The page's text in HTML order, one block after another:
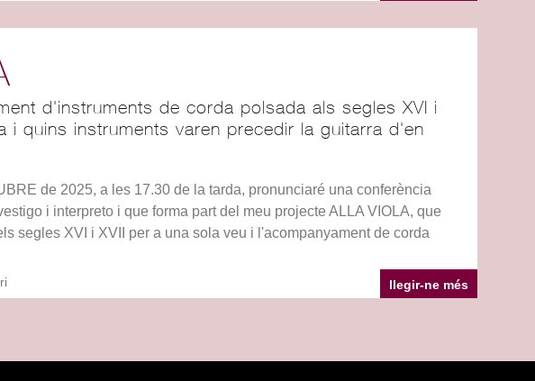
d'instruments de corda polsada als segles XVI i
i quins instruments varen precedir la guitarra d'en
de 2025, a les 17.30 de la tarda, pronunciaré una conferència
i interpreto i que forma part del meu projecte ALLA VIOLA, que
segles XVI i XVII per a una sola veu i l'acompanyament de corda
llegir-ne més